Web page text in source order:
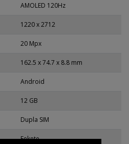
AMOLED 120Hz
1220 x 2712
20 Mpx
162.5 x 74.7 x 8.8 mm
Android
12 GB
Dupla SIM
Fekete